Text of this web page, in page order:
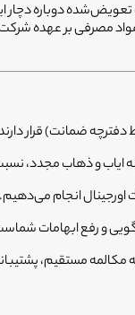
در فیکسا دارای ۶ ماه ضمانت کیفیت
بر عهده شرکت
ایاب و ذهاب مجدد،
اورجینال انجام می‌دهیم.